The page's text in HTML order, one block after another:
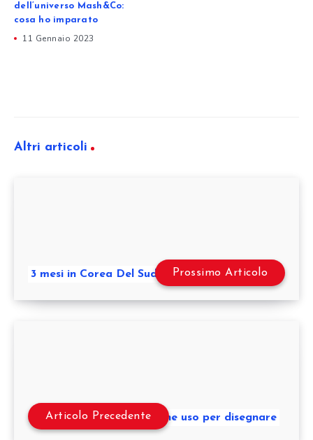
dell’universo Mash&Co:
cosa ho imparato
11 Gennaio 2023
Altri articoli
3 mesi in Corea Del Sud con la mia startup
Prossimo Articolo
3 software che uso per disegnare
Articolo Precedente